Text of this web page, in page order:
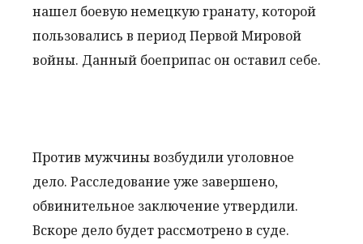
нашел боевую немецкую гранату, которой
пользовались в период Первой Мировой
войны. Данный боеприпас он оставил себе.
Против мужчины возбудили уголовное
дело. Расследование уже завершено,
обвинительное заключение утвердили.
Вскоре дело будет рассмотрено в суде.